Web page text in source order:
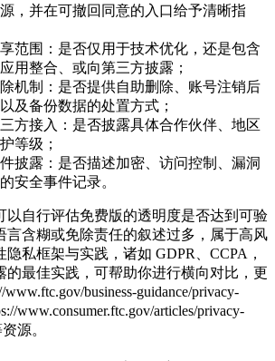
，并在可撤回同意的入口给予清晰指
范围：是否仅用于技术优化，还是包含
用整合、或向第三方披露；
机制：是否提供自助删除、账号注销后
及备份数据的处置方式；
方接入：是否披露具体合作伙伴、地区
等级；
披露：是否描述加密、访问控制、漏洞
安全事件记录。
以自行评估免费版的透明度是否达到可验
言含糊或免除责任的叙述过多，属于高风
私框架与实践，诸如 GDPR、CCPA，
的最佳实践，可帮助你进行横向对比，更
business-guidance/privacy-
www.consumer.ftc.gov/articles/privacy-
源。